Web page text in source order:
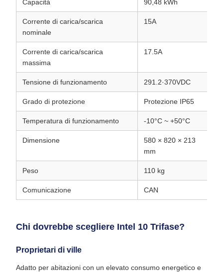
Capacità 90,48 kWh
Corrente di carica/scarica
nominale
15A
Corrente di carica/scarica
massima
17.5A
Tensione di funzionamento 291.2·370VDC
Grado di protezione Protezione IP65
Temperatura di funzionamento -10°C ~ +50°C
Dimensione
580 × 820 × 213
mm
Peso 110 kg
Comunicazione CAN
Chi dovrebbe scegliere Intel 10 Trifase?
Proprietari di ville
Adatto per abitazioni con un elevato consumo energetico e